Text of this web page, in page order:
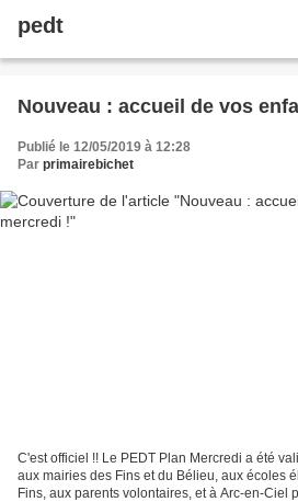
pedt
Nouveau : accueil de vos
Publié le 12/05/2019 à 12:28
Par primairebichet
C'est officiel !! Le PEDT Plan Mercredi a été
aux mairies des Fins et du Bélieu, aux écoles
Fins, aux parents volontaires, et à Arc-en-Ciel